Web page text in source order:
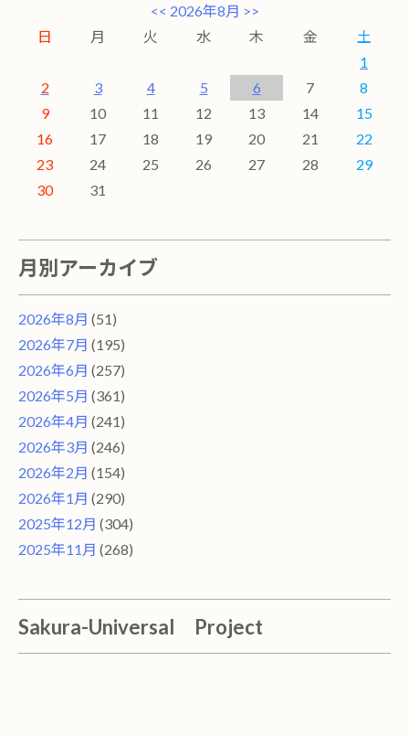
<< 2026年8月 >>
日
月 火 水 木 金
土
1
2
3 4 5 6 7
8
9
10 11 12 13 14
15
16
17 18 19 20 21
22
23
24 25 26 27 28
29
30
31
月別アーカイブ
2026年8月 (51)
2026年7月 (195)
2026年6月 (257)
2026年5月 (361)
2026年4月 (241)
2026年3月 (246)
2026年2月 (154)
2026年1月 (290)
2025年12月 (304)
2025年11月 (268)
Sakura-Universal Project